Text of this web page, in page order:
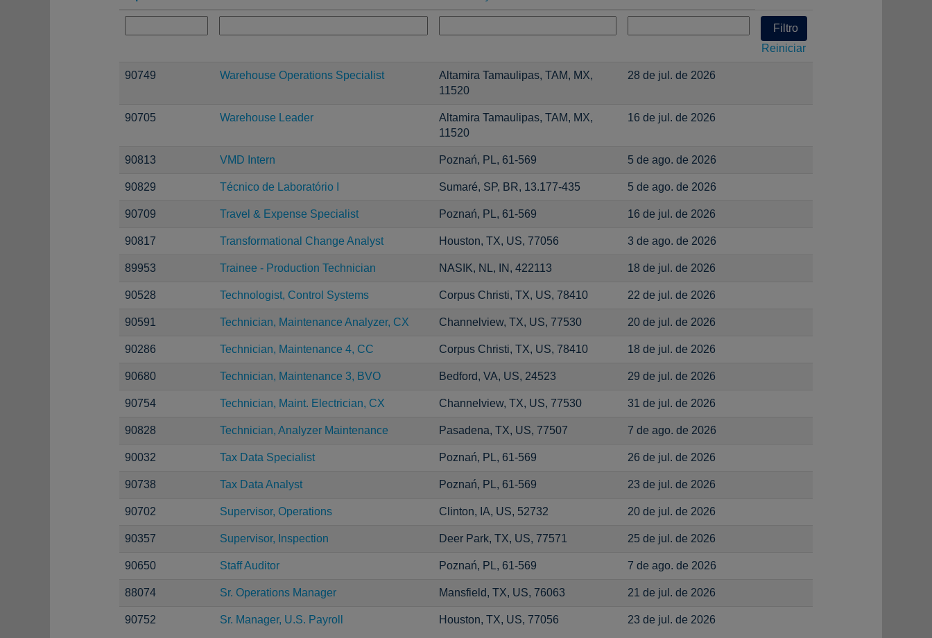
Reiniciar
90749 Warehouse Operations Specialist
Altamira Tamaulipas, TAM, MX,
11520
28 de jul. de 2026
90705 Warehouse Leader
Altamira Tamaulipas, TAM, MX,
11520
16 de jul. de 2026
90813 VMD Intern Poznań, PL, 61-569 5 de ago. de 2026
90829 Técnico de Laboratório I Sumaré, SP, BR, 13.177-435 5 de ago. de 2026
90709 Travel & Expense Specialist Poznań, PL, 61-569 16 de jul. de 2026
90817 Transformational Change Analyst Houston, TX, US, 77056 3 de ago. de 2026
89953 Trainee - Production Technician NASIK, NL, IN, 422113 18 de jul. de 2026
90528 Technologist, Control Systems Corpus Christi, TX, US, 78410 22 de jul. de 2026
90591 Technician, Maintenance Analyzer, CX Channelview, TX, US, 77530 20 de jul. de 2026
90286 Technician, Maintenance 4, CC Corpus Christi, TX, US, 78410 18 de jul. de 2026
90680 Technician, Maintenance 3, BVO Bedford, VA, US, 24523 29 de jul. de 2026
90754 Technician, Maint. Electrician, CX Channelview, TX, US, 77530 31 de jul. de 2026
90828 Technician, Analyzer Maintenance Pasadena, TX, US, 77507 7 de ago. de 2026
90032 Tax Data Specialist Poznań, PL, 61-569 26 de jul. de 2026
90738 Tax Data Analyst Poznań, PL, 61-569 23 de jul. de 2026
90702 Supervisor, Operations Clinton, IA, US, 52732 20 de jul. de 2026
90357 Supervisor, Inspection Deer Park, TX, US, 77571 25 de jul. de 2026
90650 Staff Auditor Poznań, PL, 61-569 7 de ago. de 2026
88074 Sr. Operations Manager Mansfield, TX, US, 76063 21 de jul. de 2026
90752 Sr. Manager, U.S. Payroll Houston, TX, US, 77056 23 de jul. de 2026